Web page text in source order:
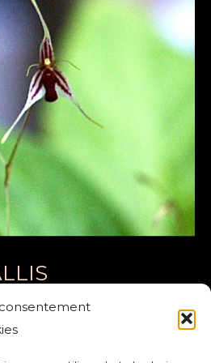
CLAVICULATA
(SPECKLINIA)